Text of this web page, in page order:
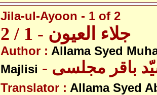
Jila-ul-Ayoon - 1 of 2
جلاء العیون - 1 / 2
Author : Allama Syed
Majlisi
Translator : Allama Syed